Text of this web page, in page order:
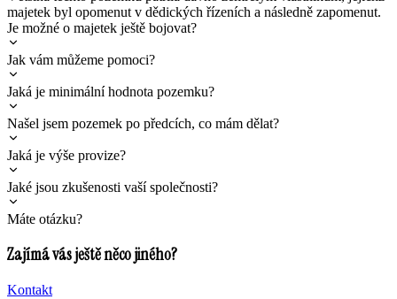
majetek byl opomenut v dědických řízeních a následně zapomenut.
Je možné o majetek ještě bojovat?
Jak vám můžeme pomoci?
Jaká je minimální hodnota pozemku?
Našel jsem pozemek po předcích, co mám dělat?
Jaká je výše provize?
Jaké jsou zkušenosti vaší společnosti?
Máte otázku?
Zajímá vás ještě něco jiného?
Kontakt